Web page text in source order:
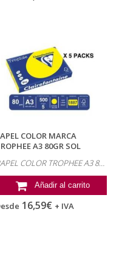
COLOR MARCA
A3 80GR SOL
PAPEL COLOR TROPHEE A3 80GR
Añadir al carrito
16,59€ + IVA